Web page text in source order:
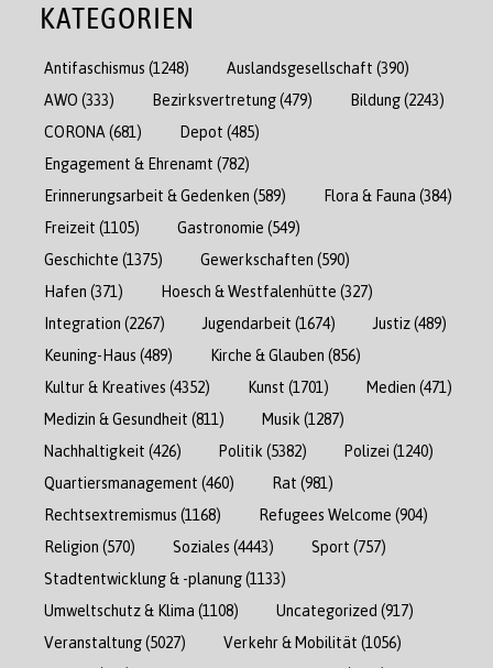
KATEGORIEN
Antifaschismus (1248) Auslandsgesellschaft (390)
AWO (333) Bezirksvertretung(479) Bildung(2243)
CORONA (681) Depot (485)
Engagement & Ehrenamt (782)
Erinnerungsarbeit & Gedenken (589) Flora & Fauna (384)
Freizeit (1105) Gastronomie (549)
Geschichte (1375) Gewerkschaften (590)
Hafen (371) Hoesch & Westfalenhütte (327)
Integration (2267) Jugendarbeit (1674) Justiz(489)
Keuning-Haus (489) Kirche & Glauben (856)
Kultur & Kreatives (4352) Kunst (1701) Medien (471)
Medizin & Gesundheit (811) Musik (1287)
Nachhaltigkeit (426) Politik (5382) Polizei (1240)
Quartiersmanagement (460) Rat (981)
Rechtsextremismus (1168) Refugees Welcome (904)
Religion (570) Soziales (4443) Sport (757)
Stadtentwicklung & -planung(1133)
Umweltschutz & Klima (1108) Uncategorized (917)
Veranstaltung(5027) Verkehr & Mobilität (1056)